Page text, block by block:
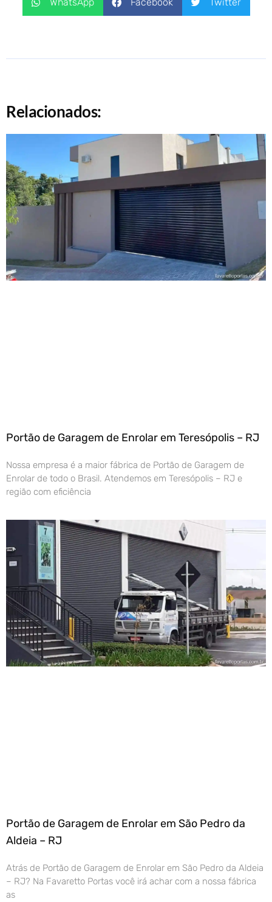
Relacionados:
Portão de Garagem de Enrolar em Teresópolis – RJ
Nossa empresa é a maior fábrica de Portão de Garagem de
Enrolar de todo o Brasil. Atendemos em Teresópolis – RJ e
região com eficiência
Portão de Garagem de Enrolar em São Pedro da
Aldeia – RJ
Atrás de Portão de Garagem de Enrolar em São Pedro da Aldeia
– RJ? Na Favaretto Portas você irá achar com a nossa fábrica
as